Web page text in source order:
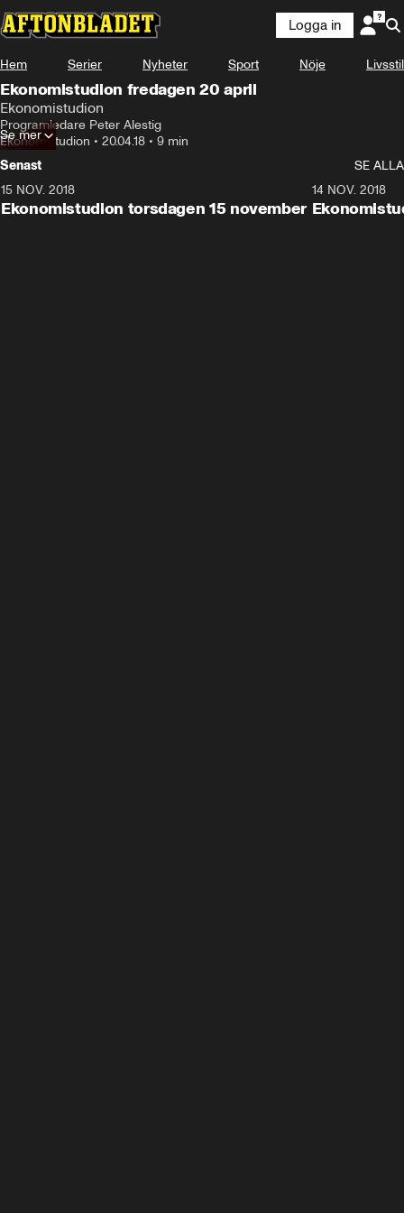
Logga in
Hem Serier Nyheter Sport Nöje Livsstil
Ekonomistudion fredagen 20 april
Ekonomistudion
Programledare Peter Alestig
Ekonomistudion • 20.04.18 • 9 min
Se mer
Senast
SE ALLA
15 NOV. 2018
Ekonomistudion torsdagen 15 november
14 NOV. 2018